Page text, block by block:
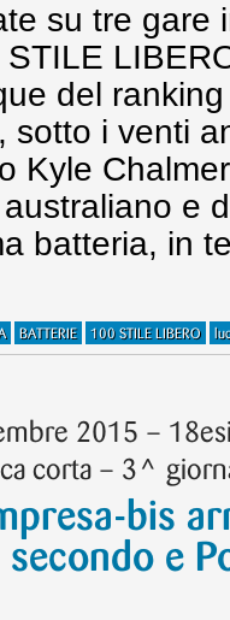
su tre gare
del
sotto i venti
Kyle
e
batteria, in
BATTERIE 100 STILE LIBERO
2015 –
corta – 3^
bis
secondo e